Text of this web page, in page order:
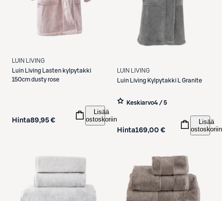
LUIN LIVING
Luin Living
Lasten kylpytakki
150cm dusty rose
Hinta89,95 €
Lisää
ostoskoriin
LUIN LIVING
Luin Living Kylpytakki L Granite
Keskiarvo4 / 5
Hinta169,00 €
Lisää
ostoskoriin